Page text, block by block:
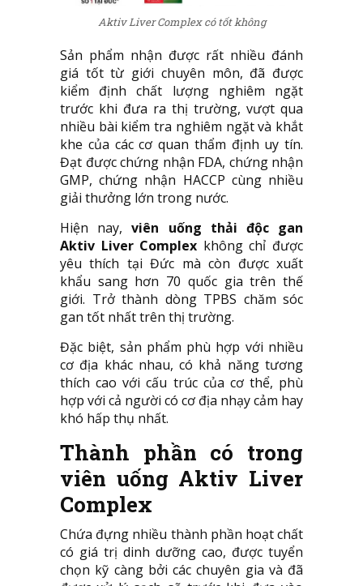
Aktiv Liver Complex có tốt không
Sản phẩm nhận được rất nhiều đánh
giá tốt từ giới chuyên môn, đã được
kiểm định chất lượng nghiêm ngặt
trước khi đưa ra thị trường, vượt qua
nhiều bài kiểm tra nghiêm ngặt và khắt
khe của các cơ quan thẩm định uy tín.
Đạt được chứng nhận FDA, chứng nhận
GMP, chứng nhận HACCP cùng nhiều
giải thưởng lớn trong nước.
Hiện nay,viên uống thải độc gan
Aktiv Liver Complex không chỉ được
yêu thích tại Đức mà còn được xuất
khẩu sang hơn 70 quốc gia trên thế
giới. Trở thành dòng TPBS chăm sóc
gan tốt nhất trên thị trường.
Đặc biệt, sản phẩm phù hợp với nhiều
cơ địa khác nhau, có khả năng tương
thích cao với cấu trúc của cơ thể, phù
hợp với cả người có cơ địa nhạy cảm hay
khó hấp thụ nhất.
Thành phần có trong
viên uống Aktiv Liver
Complex
Chứa đựng nhiều thành phần hoạt chất
có giá trị dinh dưỡng cao, được tuyển
chọn kỹ càng bởi các chuyên gia và đã